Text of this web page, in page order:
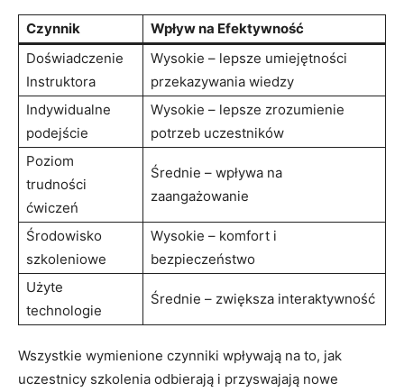
Czynnik
Wpływ na Efektywność
Doświadczenie
Instruktora
Wysokie – lepsze umiejętności
przekazywania wiedzy
Indywidualne
podejście
Wysokie – lepsze zrozumienie
potrzeb uczestników
Poziom
trudności
ćwiczeń
Średnie – wpływa na
zaangażowanie
Środowisko
szkoleniowe
Wysokie – komfort i
bezpieczeństwo
Użyte
technologie
Średnie – zwiększa interaktywność
Wszystkie wymienione czynniki wpływają na to, jak
uczestnicy szkolenia odbierają i przyswajają nowe